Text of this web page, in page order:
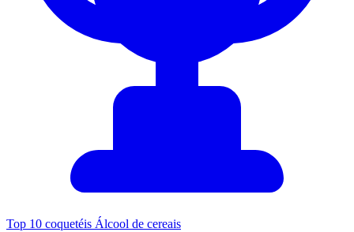
Top 10 coquetéis Álcool de cereais